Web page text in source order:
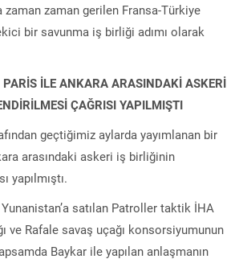
zaman zaman gerilen Fransa-Türkiye
bir savunma iş birliği adımı olarak
PARİS İLE ANKARA ARASINDAKİ ASKERİ
ÇAĞRISI YAPILMIŞTI
geçtiğimiz aylarda yayımlanan bir
arasındaki askeri iş birliğinin
yapılmıştı.
satılan Patroller taktik İHA
ve Rafale savaş uçağı konsorsiyumunun
Baykar ile yapılan anlaşmanın